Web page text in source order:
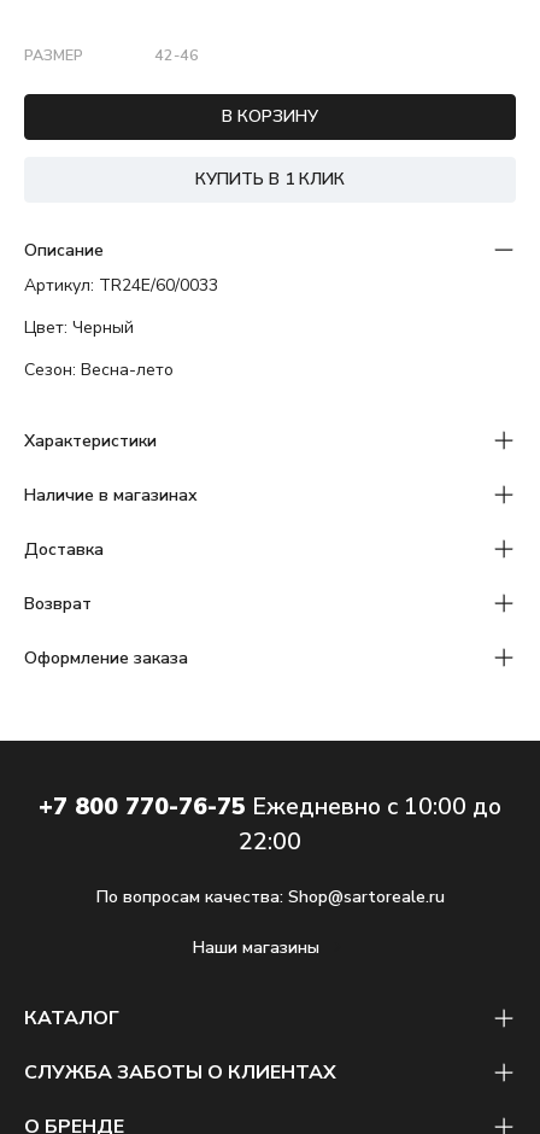
РАЗМЕР 42-46
В КОРЗИНУ
КУПИТЬ В 1 КЛИК
Описание
Артикул: TR24E/60/0033
Цвет: Черный
Сезон: Весна-лето
Характеристики
Наличие в магазинах
Доставка
Возврат
Оформление заказа
КАТАЛОГ
СЛУЖБА ЗАБОТЫ О КЛИЕНТАХ
О БРЕНДЕ
+7 800 770-76-75 Ежедневно с 10:00 до
22:00
По вопросам качества: Shop@sartoreale.ru
Наши магазины